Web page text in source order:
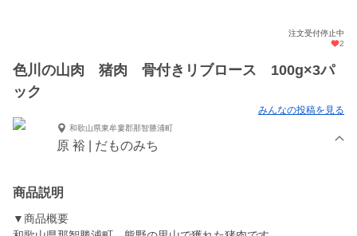
注文受付停止中
2
色川の山肉 猪肉 骨付きリブロース 100g×3パ
ック
みんなの投稿を見る
和歌山県東牟婁郡那智勝浦町
原 裕 | だものみち
商品説明
▼商品概要